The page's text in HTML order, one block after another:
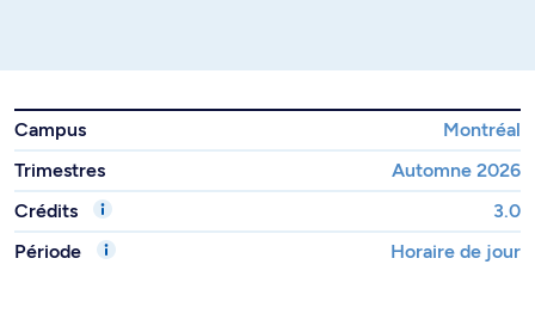
Campus
Montréal
Trimestres
Automne 2026
Crédits
3.0
Période
Horaire de jour